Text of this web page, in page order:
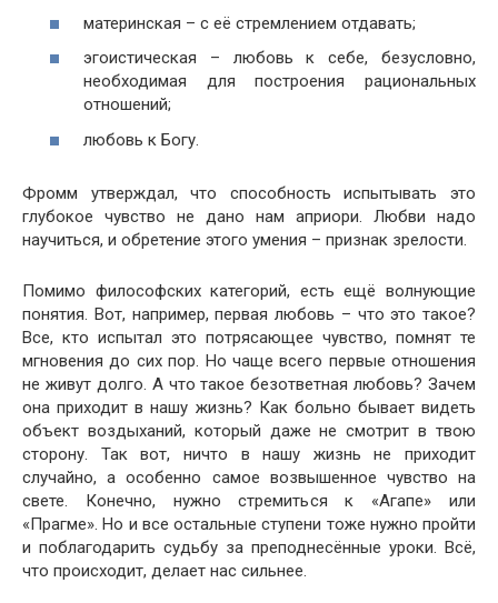
материнская – с её стремлением отдавать;
эгоистическая – любовь к себе, безусловно,
необходимая для построения рациональных
отношений;
любовь к Богу.
Фромм утверждал, что способность испытывать это
глубокое чувство не дано нам априори. Любви надо
научиться, и обретение этого умения – признак зрелости.
Помимо философских категорий, есть ещё волнующие
понятия. Вот, например, первая любовь – что это такое?
Все, кто испытал это потрясающее чувство, помнят те
мгновения до сих пор. Но чаще всего первые отношения
не живут долго. А что такое безответная любовь? Зачем
она приходит в нашу жизнь? Как больно бывает видеть
объект воздыханий, который даже не смотрит в твою
сторону. Так вот, ничто в нашу жизнь не приходит
случайно, а особенно самое возвышенное чувство на
свете. Конечно, нужно стремиться к «Агапе» или
«Прагме». Но и все остальные ступени тоже нужно пройти
и поблагодарить судьбу за преподнесённые уроки. Всё,
что происходит, делает нас сильнее.